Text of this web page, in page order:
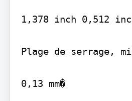
1,378 inch 0,512
Plage de serrage,
0,13 mm�